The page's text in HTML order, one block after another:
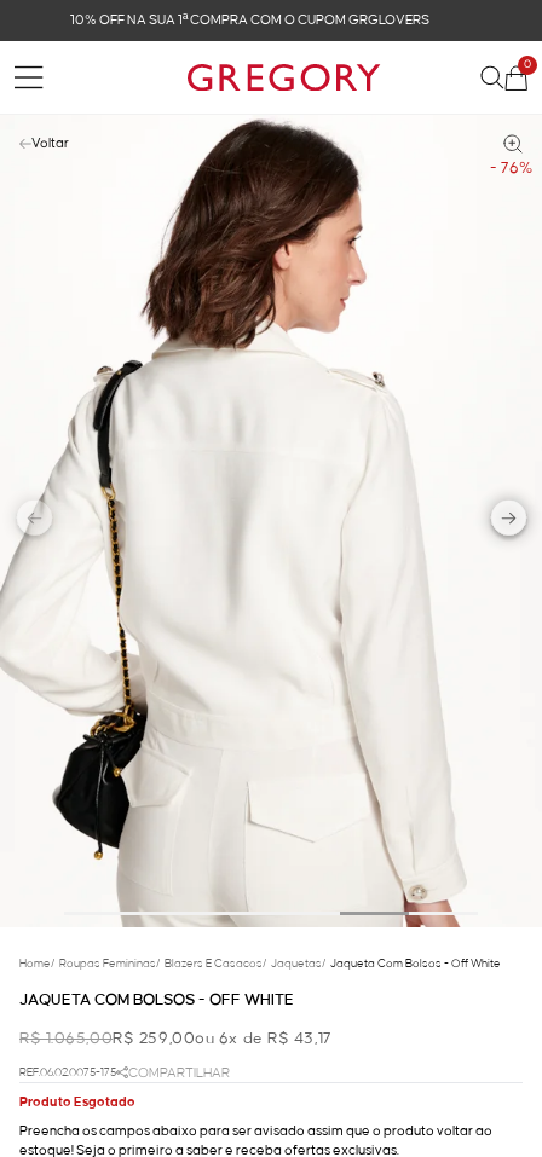
FRETE GRÁTIS NAS COMPRAS ACIMA DE R$ 899
0
- 76%
Voltar
Home/ Roupas Femininas/ Blazers E Casacos/ Jaquetas/ Jaqueta Com Bolsos - Off White
JAQUETA COM BOLSOS - OFF WHITE
R$ 1.065,00R$ 259,00ou 6x de R$ 43,17
REF.06.02.0075-175
COMPARTILHAR
Produto Esgotado
Preencha os campos abaixo para ser avisado assim que o produto voltar ao
estoque! Seja o primeiro a saber e receba ofertas exclusivas.